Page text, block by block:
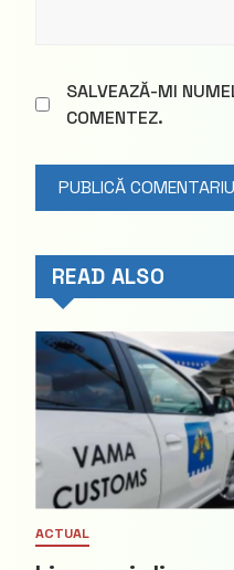
SALVEAZĂ-MI
COMENTEZ.
READ ALSO
ACTUAL